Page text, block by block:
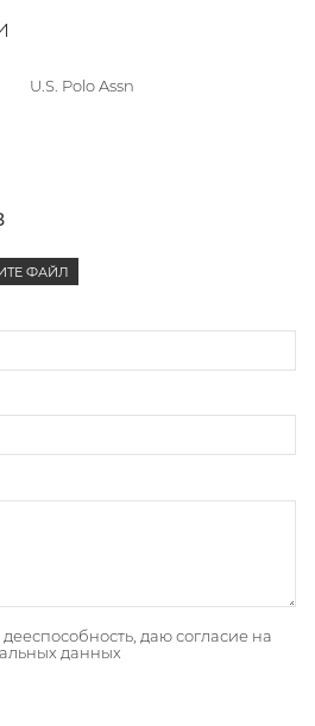
U.S. Polo Assn
ФАЙЛ
даюсогласие на
данных